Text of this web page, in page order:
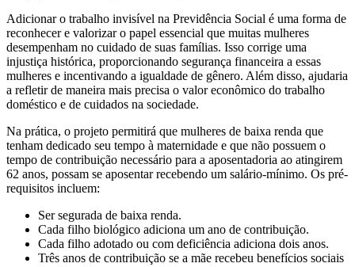
Adicionar o trabalho invisível na Previdência Social é uma forma de
reconhecer e valorizar o papel essencial que muitas mulheres
desempenham no cuidado de suas famílias. Isso corrige uma
injustiça histórica, proporcionando segurança financeira a essas
mulheres e incentivando a igualdade de gênero. Além disso, ajudaria
a refletir de maneira mais precisa o valor econômico do trabalho
doméstico e de cuidados na sociedade.
Na prática, o projeto permitirá que mulheres de baixa renda que
tenham dedicado seu tempo à maternidade e que não possuem o
tempo de contribuição necessário para a aposentadoria ao atingirem
62 anos, possam se aposentar recebendo um salário-mínimo. Os pré-
requisitos incluem:
Ser segurada de baixa renda.
Cada filho biológico adiciona um ano de contribuição.
Cada filho adotado ou com deficiência adiciona dois anos.
Três anos de contribuição se a mãe recebeu benefícios sociais